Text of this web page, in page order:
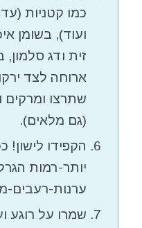
כמו קטניות
ועוד), בשומן
זית ודג
ארוחה לצד
שתרצו ומרקים
(גם מלאים).
הקפידו לישון!
יותר-רמות
ערנות-רעבים-
שמרו על רוגע